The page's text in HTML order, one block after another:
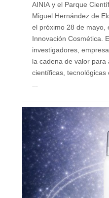
AINIA y el Parque
Miguel Hernández de
el próximo 28 de mayo,
Innovación Cosmética.
investigadores,
la cadena de valor para
científicas, tecnológicas